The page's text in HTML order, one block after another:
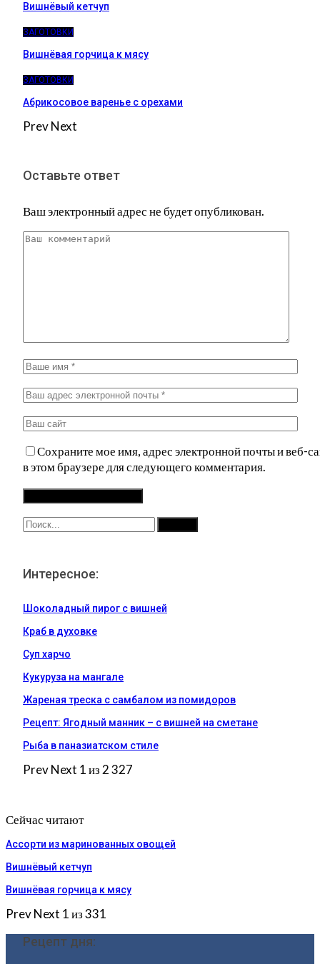
Вишнёвый кетчуп
ЗАГОТОВКИ
Вишнёвая горчица к мясу
ЗАГОТОВКИ
Абрикосовое варенье с орехами
PrevNext
Оставьте ответ
Ваш электронный адрес не будет опубликован.
Сохраните мое имя, адрес электронной почты и веб-
в этом браузере для следующего комментария.
Интересное:
Шоколадный пирог с вишней
Краб в духовке
Суп харчо
Кукуруза на мангале
Жареная треска с самбалом из помидоров
Рецепт: Ягодный манник – с вишней на сметане
Рыба в паназиатском стиле
PrevNext 1 из 2 327
Сейчас читают
Ассорти из маринованных овощей
Вишнёвый кетчуп
Вишнёвая горчица к мясу
PrevNext 1 из 331
Рецепт дня: